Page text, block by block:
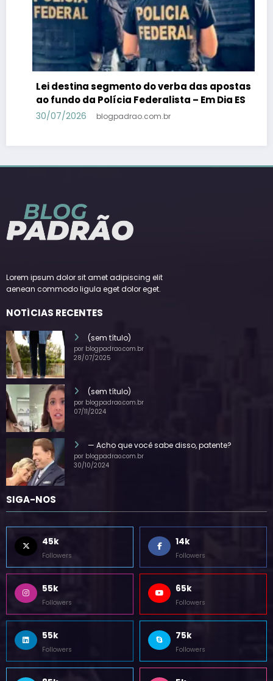
das apostas
– Em Dia ES
PSB confirma Geraldo Alckmin
candidato a vice-presidente na
Lula – Em Dia ES
Lorem ipsum dolor sit amet adipiscing elit
(sem título)
por blogpadrao.com.br
(sem título)
por blogpadrao.com.br
— Acho que você sabe disso, patente?
por blogpadrao.com.br
SIGA-NOS
45k
Followers
14k
Followers
55k
Followers
65k
Followers
55k
Followers
75k
Followers